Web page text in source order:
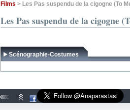
Films > Les Pas suspendu de la cigogne (To
Les Pas suspendu de la cigogne
Scénographie-Costumes